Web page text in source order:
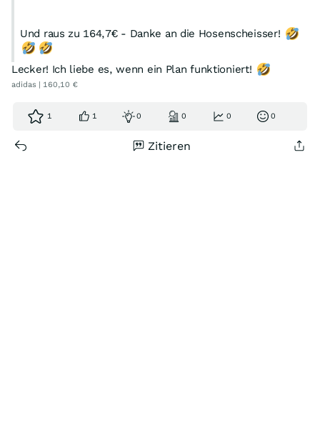
Und raus zu 164,7€ - Danke an die Hosenscheisser!
Lecker! Ich liebe es, wenn ein Plan funktioniert!
adidas | 160,10 €
1 1 0 0 0 0
Zitieren